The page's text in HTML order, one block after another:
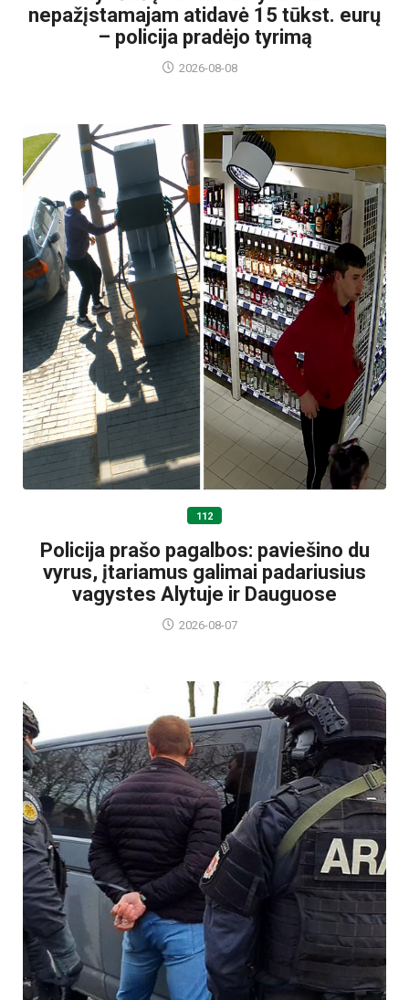
nepažįstamajam atidavė 15 tūkst. eurų
– policija pradėjo tyrimą
2026-08-08
112
Policija prašo pagalbos: paviešino du
vyrus, įtariamus galimai padariusius
vagystes Alytuje ir Dauguose
2026-08-07